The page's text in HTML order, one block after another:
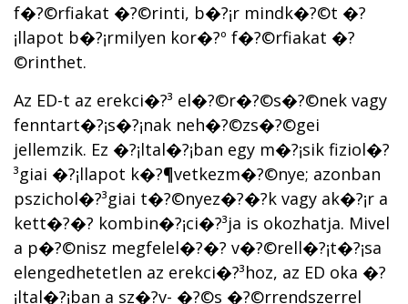
f�?©rfiakat �?©rinti, b�?¡r mindk�?©t �?
¡llapot b�?¡rmilyen kor�?º f�?©rfiakat �?
©rinthet.
Az ED-t az erekci�?³ el�?©r�?©s�?©nek vagy
fenntart�?¡s�?¡nak neh�?©zs�?©gei
jellemzik. Ez �?¡ltal�?¡ban egy m�?¡sik fiziol�?
³giai �?¡llapot k�?¶vetkezm�?©nye; azonban
pszichol�?³giai t�?©nyez�?�?k vagy ak�?¡r a
kett�?�? kombin�?¡ci�?³ja is okozhatja. Mivel
a p�?©nisz megfelel�?�? v�?©rell�?¡t�?¡sa
elengedhetetlen az erekci�?³hoz, az ED oka �?
¡ltal�?¡ban a sz�?­v- �?©s �?©rrendszerrel